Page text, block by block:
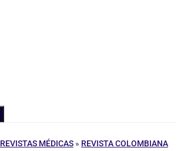
REVISTAS MÉDICAS » REVISTA COLOMBIANA